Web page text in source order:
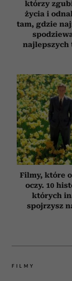
którzy
życia i
tam, gdzie
najlepszych
Filmy, które
oczy. 10
których
spojrzysz
FILMY